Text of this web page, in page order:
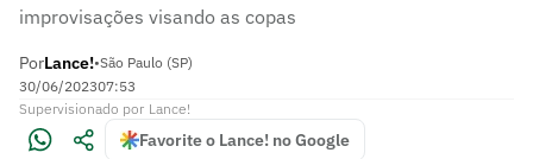
improvisações visando as copas
PorLance!•São Paulo (SP)
30/06/202307:53
Supervisionado por Lance!
Favorite o Lance! no Google